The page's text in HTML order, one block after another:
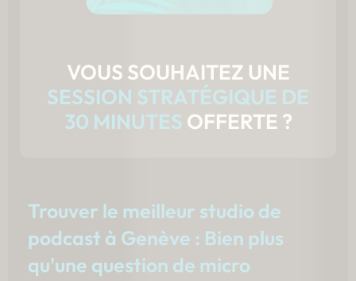
VOUS SOUHAITEZ UNE
SESSION STRATÉGIQUE DE
30 MINUTES OFFERTE ?
Trouver le meilleur studio de
podcast à Genève : Bien plus
qu'une question de micro